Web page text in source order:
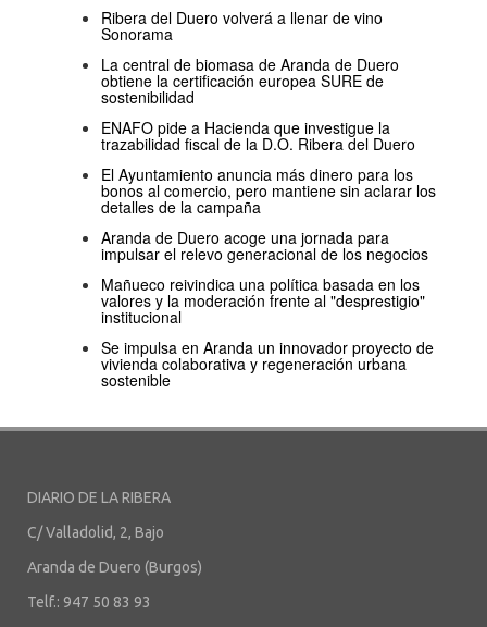
Ribera del Duero volverá a llenar de vino
Sonorama
La central de biomasa de Aranda de Duero
obtiene la certificación europea SURE de
sostenibilidad
ENAFO pide a Hacienda que investigue la
trazabilidad fiscal de la D.O. Ribera del Duero
El Ayuntamiento anuncia más dinero para los
bonos al comercio, pero mantiene sin aclarar los
detalles de la campaña
Aranda de Duero acoge una jornada para
impulsar el relevo generacional de los negocios
Mañueco reivindica una política basada en los
valores y la moderación frente al "desprestigio"
institucional
Se impulsa en Aranda un innovador proyecto de
vivienda colaborativa y regeneración urbana
sostenible
DIARIO DE LA RIBERA
C/ Valladolid, 2, Bajo
Aranda de Duero (Burgos)
Telf.: 947 50 83 93